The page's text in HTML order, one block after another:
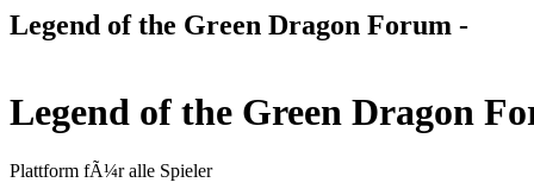
Legend of the Green Dragon Forum -
Legend of the Green Dragon
Plattform fÃ¼r alle Spieler